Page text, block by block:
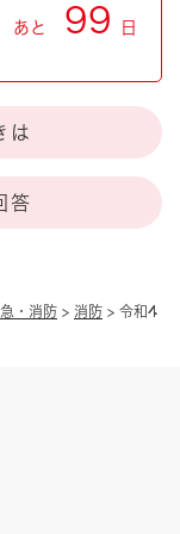
・消防 > 消防 > 令和4
あと 99 日
は
答